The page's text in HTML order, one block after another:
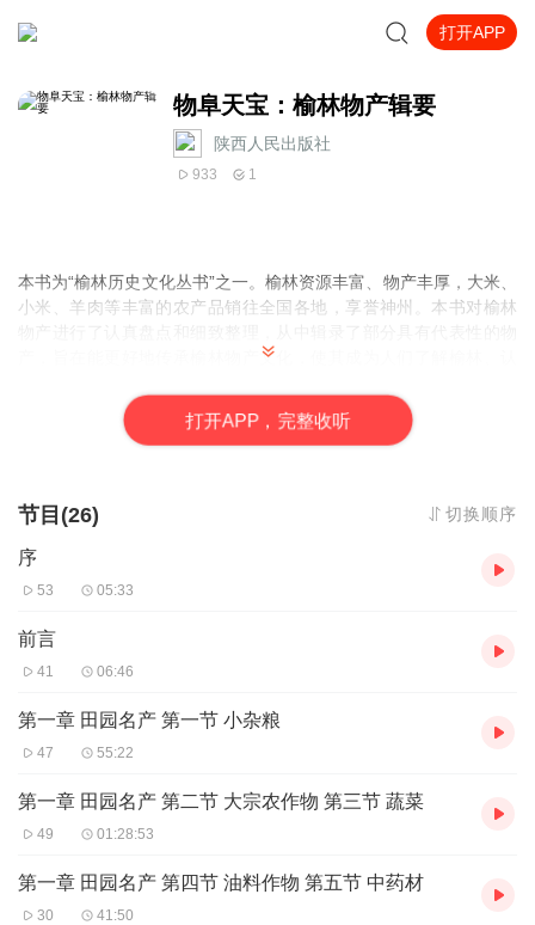
打开APP
物阜天宝：榆林物产辑要
陕西人民出版社
933 1
本书为“榆林历史文化丛书”之一。榆林资源丰富、物产丰厚，大米、
小米、羊肉等丰富的农产品销往全国各地，享誉神州。本书对榆林
产，旨在能更好地传承榆林物产文化，使其成为人们了解榆林、认
化，发挥好政协文史资料“存史、资政、团结、育人”的重要作用，培
育人们的家国情怀和人文精神，增强对榆林历史文化的自豪感和自
打开APP，完整收听
节目(26) 切换顺序
序
53 05:33
前言
41 06:46
第一章 田园名产 第一节 小杂粮
47 55:22
第一章 田园名产 第二节 大宗农作物 第三节 蔬菜
49 01:28:53
第一章 田园名产 第四节 油料作物 第五节 中药材
30 41:50